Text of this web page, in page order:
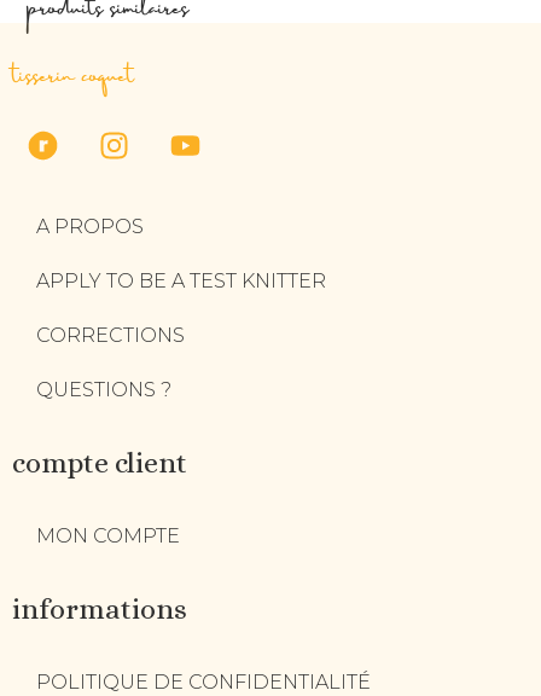
tisserin coquet
A PROPOS
APPLY TO BE A TEST KNITTER
CORRECTIONS
QUESTIONS ?
compte client
MON COMPTE
informations
POLITIQUE DE CONFIDENTIALITÉ